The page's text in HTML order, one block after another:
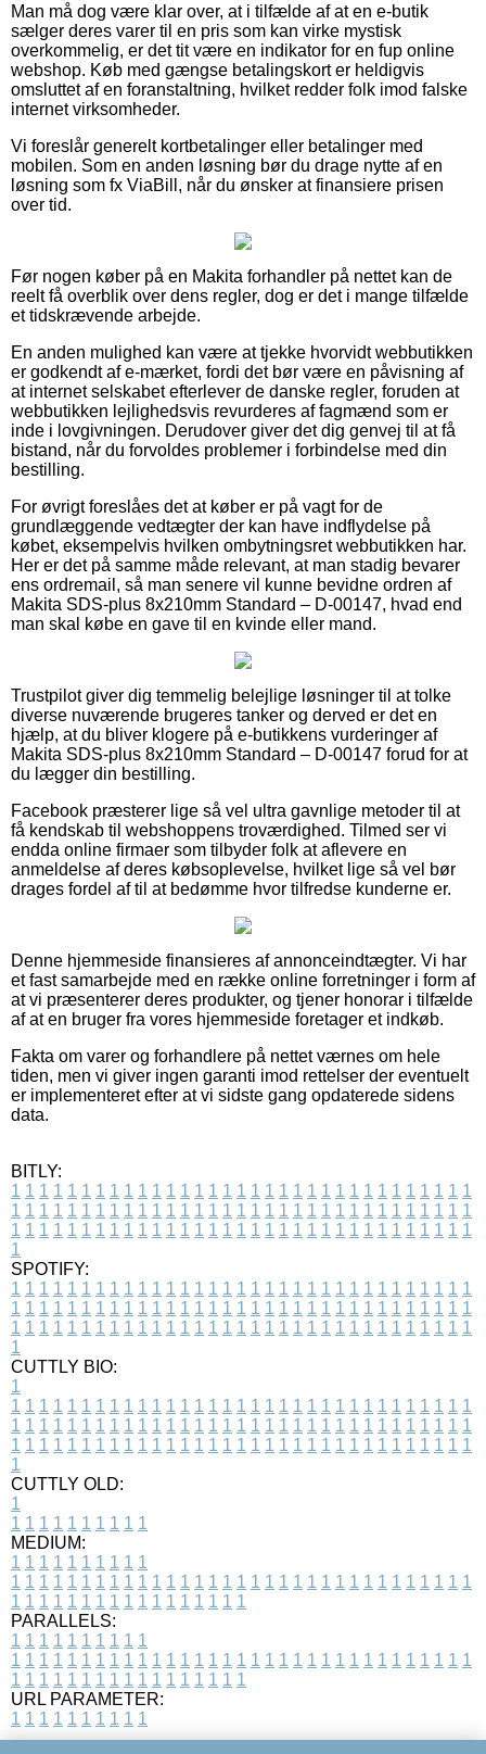
Man må dog være klar over, at i tilfælde af at en e-butik
sælger deres varer til en pris som kan virke mystisk
overkommelig, er det tit være en indikator for en fup online
webshop. Køb med gængse betalingskort er heldigvis
omsluttet af en foranstaltning, hvilket redder folk imod falske
internet virksomheder.
Vi foreslår generelt kortbetalinger eller betalinger med
mobilen. Som en anden løsning bør du drage nytte af en
løsning som fx ViaBill, når du ønsker at finansiere prisen
over tid.
Før nogen køber på en Makita forhandler på nettet kan de
reelt få overblik over dens regler, dog er det i mange tilfælde
et tidskrævende arbejde.
En anden mulighed kan være at tjekke hvorvidt webbutikken
er godkendt af e-mærket, fordi det bør være en påvisning af
at internet selskabet efterlever de danske regler, foruden at
webbutikken lejlighedsvis revurderes af fagmænd som er
inde i lovgivningen. Derudover giver det dig genvej til at få
bistand, når du forvoldes problemer i forbindelse med din
bestilling.
For øvrigt foreslåes det at køber er på vagt for de
grundlæggende vedtægter der kan have indflydelse på
købet, eksempelvis hvilken ombytningsret webbutikken har.
Her er det på samme måde relevant, at man stadig bevarer
ens ordremail, så man senere vil kunne bevidne ordren af
Makita SDS-plus 8x210mm Standard – D-00147, hvad end
man skal købe en gave til en kvinde eller mand.
Trustpilot giver dig temmelig belejlige løsninger til at tolke
diverse nuværende brugeres tanker og derved er det en
hjælp, at du bliver klogere på e-butikkens vurderinger af
Makita SDS-plus 8x210mm Standard – D-00147 forud for at
du lægger din bestilling.
Facebook præsterer lige så vel ultra gavnlige metoder til at
få kendskab til webshoppens troværdighed. Tilmed ser vi
endda online firmaer som tilbyder folk at aflevere en
anmeldelse af deres købsoplevelse, hvilket lige så vel bør
drages fordel af til at bedømme hvor tilfredse kunderne er.
Denne hjemmeside finansieres af annonceindtægter. Vi har
et fast samarbejde med en række online forretninger i form af
at vi præsenterer deres produkter, og tjener honorar i tilfælde
af at en bruger fra vores hjemmeside foretager et indkøb.
Fakta om varer og forhandlere på nettet værnes om hele
tiden, men vi giver ingen garanti imod rettelser der eventuelt
er implementeret efter at vi sidste gang opdaterede sidens
data.
BITLY:
1 1 1 1 1 1 1 1 1 1 1 1 1 1 1 1 1 1 1 1 1 1 1 1 1 1 1 1 1 1 1 1 1
1 1 1 1 1 1 1 1 1 1 1 1 1 1 1 1 1 1 1 1 1 1 1 1 1 1 1 1 1 1 1 1 1
1 1 1 1 1 1 1 1 1 1 1 1 1 1 1 1 1 1 1 1 1 1 1 1 1 1 1 1 1 1 1 1 1
1
SPOTIFY:
1 1 1 1 1 1 1 1 1 1 1 1 1 1 1 1 1 1 1 1 1 1 1 1 1 1 1 1 1 1 1 1 1
1 1 1 1 1 1 1 1 1 1 1 1 1 1 1 1 1 1 1 1 1 1 1 1 1 1 1 1 1 1 1 1 1
1 1 1 1 1 1 1 1 1 1 1 1 1 1 1 1 1 1 1 1 1 1 1 1 1 1 1 1 1 1 1 1 1
1
CUTTLY BIO:
1
1 1 1 1 1 1 1 1 1 1 1 1 1 1 1 1 1 1 1 1 1 1 1 1 1 1 1 1 1 1 1 1 1
1 1 1 1 1 1 1 1 1 1 1 1 1 1 1 1 1 1 1 1 1 1 1 1 1 1 1 1 1 1 1 1 1
1 1 1 1 1 1 1 1 1 1 1 1 1 1 1 1 1 1 1 1 1 1 1 1 1 1 1 1 1 1 1 1 1
1
CUTTLY OLD:
1
1 1 1 1 1 1 1 1 1 1
MEDIUM:
1 1 1 1 1 1 1 1 1 1
1 1 1 1 1 1 1 1 1 1 1 1 1 1 1 1 1 1 1 1 1 1 1 1 1 1 1 1 1 1 1 1 1
1 1 1 1 1 1 1 1 1 1 1 1 1 1 1 1 1
PARALLELS:
1 1 1 1 1 1 1 1 1 1
1 1 1 1 1 1 1 1 1 1 1 1 1 1 1 1 1 1 1 1 1 1 1 1 1 1 1 1 1 1 1 1 1
1 1 1 1 1 1 1 1 1 1 1 1 1 1 1 1 1
URL PARAMETER:
1 1 1 1 1 1 1 1 1 1